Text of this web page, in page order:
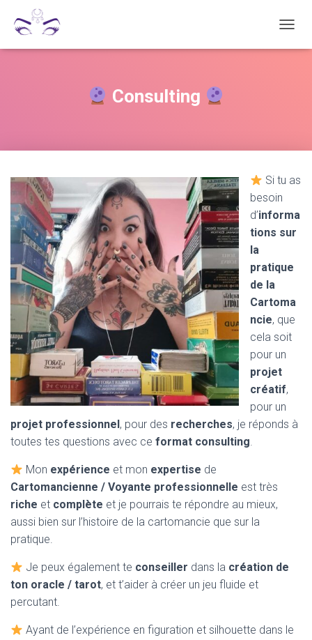
É
V
A
T
N
Consulting
Si tu as
besoin
d’informa
tions sur
la
pratique
de la
Cartoma
ncie, que
cela soit
pour un
projet
créatif,
pour un
projet professionnel, pour des recherches, je réponds à
toutes tes questions avec ce format consulting.
Mon expérience et mon expertise de
Cartomancienne / Voyante professionnelle est très
riche et complète et je pourrais te répondre au mieux,
aussi bien sur l’histoire de la cartomancie que sur la
pratique.
Je peux également te conseiller dans la création de
ton oracle / tarot, et t’aider à créer un jeu fluide et
percutant.
Ayant de l’expérience en figuration et silhouette dans le